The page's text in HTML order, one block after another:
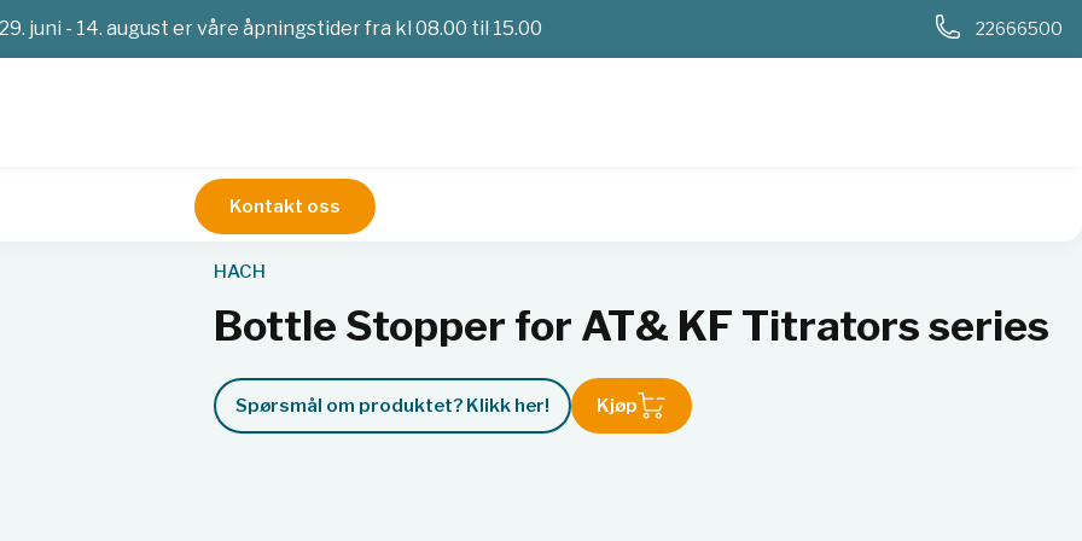
29. juni - 14. august er våre åpningstider fra kl 08.00 til 15.00 22666500
Kontakt oss
Bottle Stopper for AT& KF Titrators series
HACH
Bottle Stopper for AT& KF Titrators series
Spørsmål om produktet? Klikk her! Kjøp